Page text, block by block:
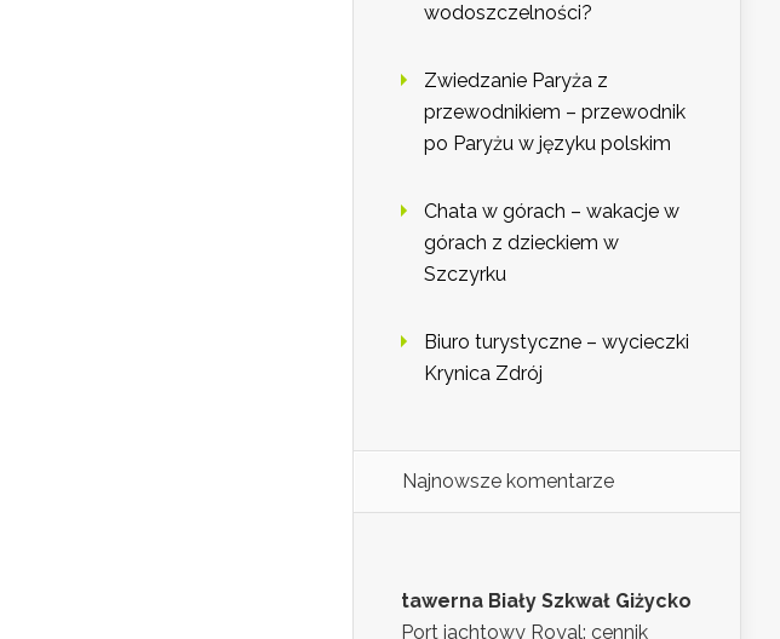
wodoszczelności?
Zwiedzanie Paryża z
przewodnikiem – przewodnik
po Paryżu w języku polskim
Chata w górach – wakacje w
górach z dzieckiem w
Szczyrku
Biuro turystyczne – wycieczki
Krynica Zdrój
Najnowsze komentarze
tawerna Biały Szkwał Giżycko
Port jachtowy Royal: cennik